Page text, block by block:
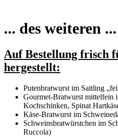
... des weiteren ...
Auf Bestellung frisch
hergestellt:
Putenbratwurst im Saitling
Gourmet-Bratwurst mittelfein
Kochschinken, Spinat
Käse-Bratwurst im
Schweinsbratwürstchen im
Ruccola)